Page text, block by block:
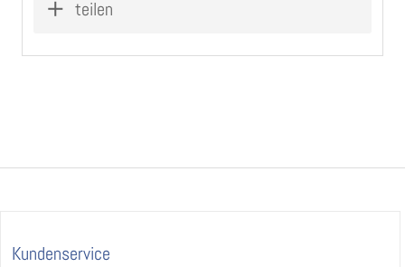
Badezimmer-Beschlag Chrom poliert 8/78 aus Zamak
Mit Hochhaltefeder, die ein Hängen der Klinken
Die Zimmer-Türdrücker sind fest und drehbar mit
teilen
Kundenservice